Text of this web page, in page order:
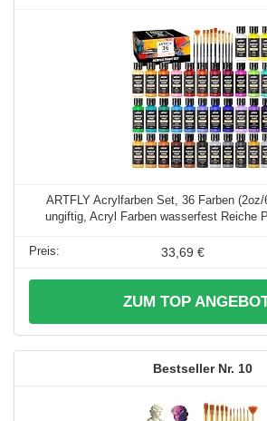
ARTFLY Acrylfarben Set, 36 Farben (2oz/
ungiftig, Acryl Farben wasserfest Reiche
33,69 €
ZUM TOP
10